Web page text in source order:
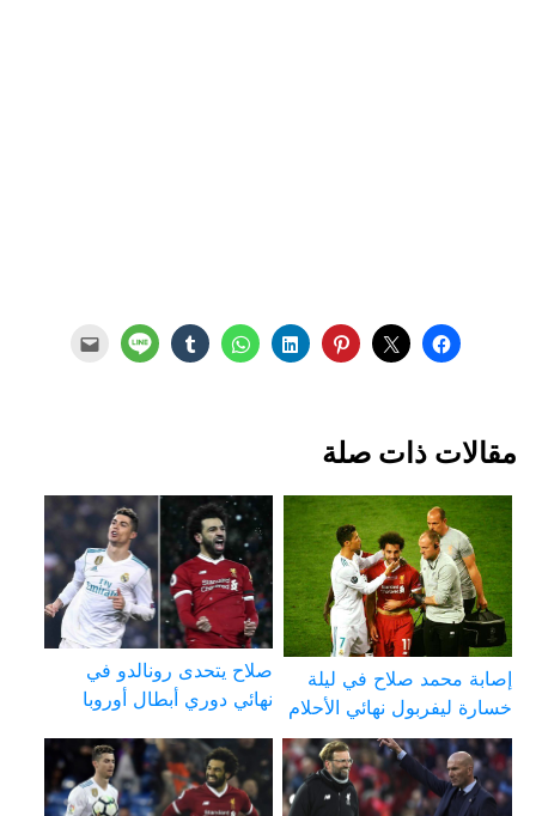
مقالات ذات صلة
إصابة محمد صلاح في ليلة
خسارة ليفربول نهائي الأحلام
صلاح يتحدى رونالدو في
نهائي دوري أبطال أوروبا